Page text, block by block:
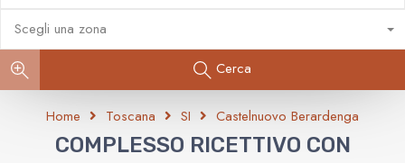
Scegli una zona
Cerca
Home Toscana SI Castelnuovo Berardenga
COMPLESSO RICETTIVO CON